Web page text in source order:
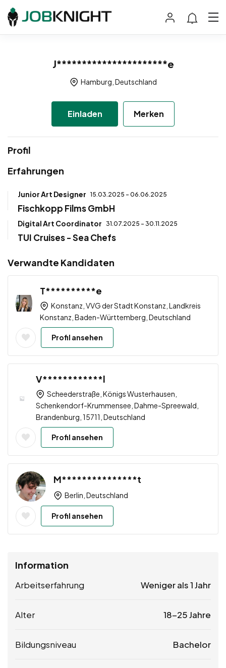
J**********************e
Hamburg, Deutschland
Einladen Merken
Profil
Erfahrungen
Junior Art Designer 15.03.2025 - 06.06.2025
Fischkopp Films GmbH
Digital Art Coordinator 31.07.2025 - 30.11.2025
TUI Cruises - Sea Chefs
Verwandte Kandidaten
T**********e
Konstanz, VVG der Stadt Konstanz, Landkreis
Konstanz, Baden-Württemberg, Deutschland
Profil ansehen
V************l
Scheederstraße, Königs Wusterhausen,
Schenkendorf-Krummensee, Dahme-Spreewald,
Brandenburg, 15711, Deutschland
Profil ansehen
M***************t
Berlin, Deutschland
Profil ansehen
Information
Arbeitserfahrung Weniger als 1 Jahr
Alter 18-25 Jahre
Bildungsniveau Bachelor